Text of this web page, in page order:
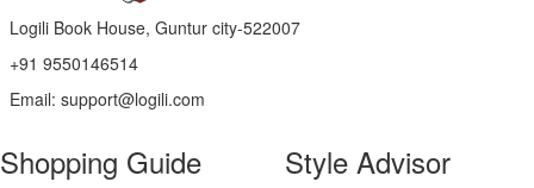
Logili Book House, Guntur city-522007
+91 9550146514
Email: support@logili.com
Shopping Guide Style Advisor